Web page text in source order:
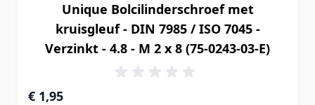
Unique Bolcilinderschroef met
kruisgleuf - DIN 7985 / ISO 7045 -
Verzinkt - 4.8 - M 2 x 8 (75-0243-03-E)
€ 1,95